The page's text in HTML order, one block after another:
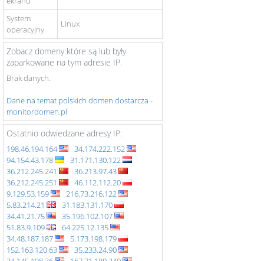
System
operacyjny
Linux
Zobacz domeny które są lub były
zaparkowane na tym adresie IP.
Brak danych.
Dane na temat polskich domen dostarcza -
monitordomen.pl
Ostatnio odwiedzane adresy IP:
198.46.194.164
34.174.222.152
94.154.43.178
31.171.130.122
36.212.245.241
36.213.97.43
36.212.245.251
46.112.112.20
9.129.53.159
216.73.216.122
5.83.214.21
31.183.131.170
34.41.21.75
35.196.102.107
51.83.9.109
64.225.12.135
34.48.187.187
5.173.198.179
152.163.120.63
35.233.24.90